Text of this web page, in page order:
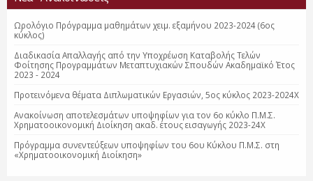
Ωρολόγιο Πρόγραμμα μαθημάτων χειμ. εξαμήνου 2023-2024 (6ος
κύκλος)
Διαδικασία Απαλλαγής από την Υποχρέωση Καταβολής Τελών
Φοίτησης Προγραμμάτων Μεταπτυχιακών Σπουδών Ακαδημαϊκό Έτος
2023 - 2024
Προτεινόμενα θέματα Διπλωματικών Εργασιών, 5ος κύκλος 2023-2024Χ
Ανακοίνωση αποτελεσμάτων υποψηφίων για τον 6ο κύκλο Π.Μ.Σ.
Χρηματοοικονομική Διοίκηση ακαδ. έτους εισαγωγής 2023-24Χ
Πρόγραμμα συνεντεύξεων υποψηφίων του 6ου Κύκλου Π.Μ.Σ. στη
«Χρηματοοικονομική Διοίκηση»